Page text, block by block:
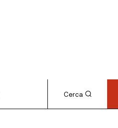
Cerca